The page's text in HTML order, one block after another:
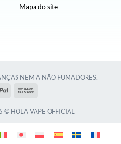
Mapa do site
NEM A NÃO FUMADORES.
PayPal
© HOLA VAPE OFFICIAL